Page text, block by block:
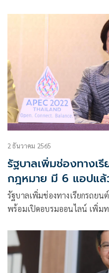
2 ธันวาคม 2565
รัฐบาลเพิ่มช่องทางเ
กฎหมาย มี 6 แอปแ
ออนไลน์
รัฐบาลเพิ่มช่องทางเรียกรถย
พร้อมเปิดอบรมออนไลน์ เพิ่มท